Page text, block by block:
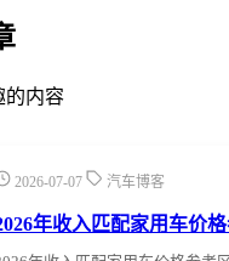
的内容
2026-07-07 汽车博客
年收入匹配家用车价